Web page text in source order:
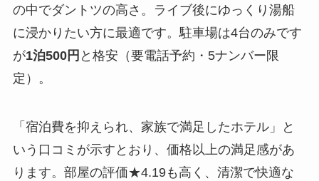
の中でダントツの高さ。ライブ後にゆっくり湯船
に浸かりたい方に最適です。駐車場は4台のみです
が1泊500円 と格安（要電話予約・5ナンバー限
定）。
「宿泊費を抑えられ、家族で満足したホテル」と
いう口コミが示すとおり、価格以上の満足感があ
ります。部屋の評価★4.19も高く、清潔で快適な